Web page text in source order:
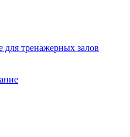
для тренажерных залов